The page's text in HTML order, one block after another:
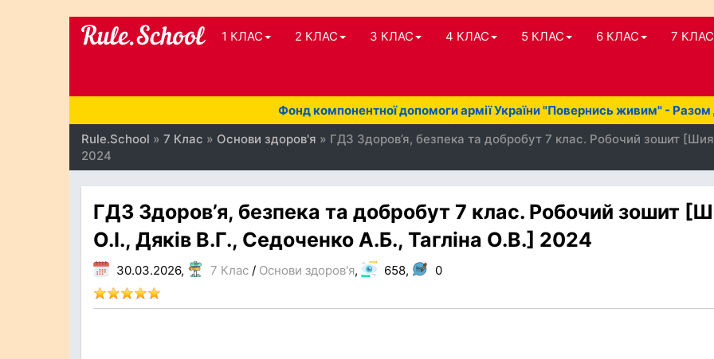
1 КЛАС 2 КЛАС 3 КЛАС 4 КЛАС 5 КЛАС 6 КЛАС 7 КЛАС
Фонд компонентної допомоги армії України "Повернись живим" -
Rule.School » 7 Клас » Основи здоров'я » ГДЗ Здоров’я, безпека та добробут 7 клас. Робочий зошит
2024
ГДЗ Здоров’я, безпека та добробут 7 клас. Робочий зошит
О.І., Дяків В.Г., Седоченко А.Б., Тагліна О.В.] 2024
30.03.2026, 7 Клас / Основи здоров'я, 658, 0